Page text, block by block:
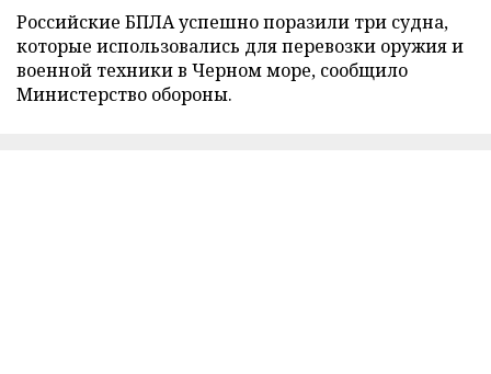
Российские БПЛА успешно поразили три судна,
которые использовались для перевозки оружия и
военной техники в Черном море, сообщило
Министерство обороны.